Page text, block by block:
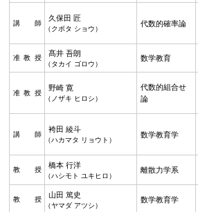
講師 久保田 匠
（クボタ ショウ） 代数的確率論
准教授 髙井 吾朗
（タカイ ゴロウ）
数学教育
准教授 野崎 寛
（ノザキ ヒロシ）
代数的組合せ
論
講師 袴田 綾斗
（ハカマタ リョウト） 数学教育学
教授 橋本 行洋
（ハシモト ユキヒロ）
離散力学系
教授 山田 篤史
（ヤマダ アツシ）
数学教育学